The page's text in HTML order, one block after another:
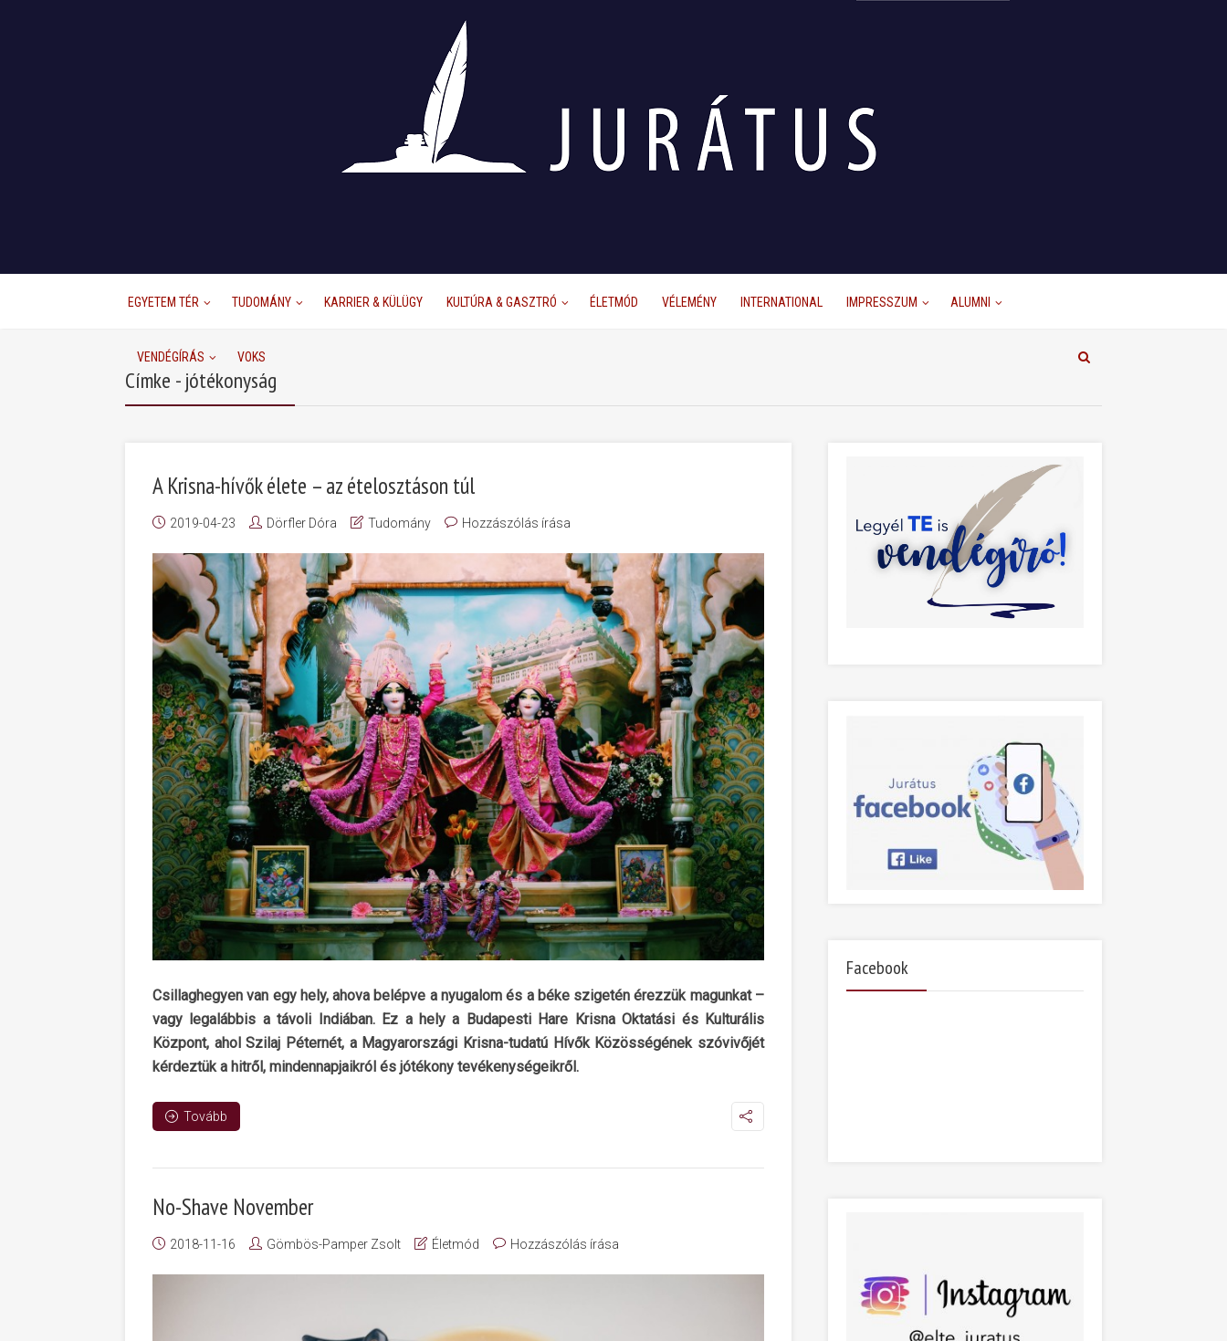
EGYETEM TÉR TUDOMÁNY KARRIER & KÜLÜGY KULTÚRA & GASZTRÓ ÉLETMÓD VÉLEMÉNY INTERNATIONAL IMPRESSZUM ALUMNI
VENDÉGÍRÁS VOKS
Címke - jótékonyság
A Krisna-hívők élete – az ételosztáson túl
2019-04-23 Dörfler Dóra Tudomány Hozzászólás írása
Csillaghegyen van egy hely, ahova belépve a nyugalom és a béke szigetén érezzük magunkat –
vagy legalábbis a távoli Indiában. Ez a hely a Budapesti Hare Krisna Oktatási és Kulturális
Központ, ahol Szilaj Péternét, a Magyarországi Krisna-tudatú Hívők Közösségének szóvivőjét
kérdeztük a hitről, mindennapjaikról és jótékony tevékenységeikről.
Tovább
No-Shave November
2018-11-16 Gömbös-Pamper Zsolt Életmód Hozzászólás írása
Facebook